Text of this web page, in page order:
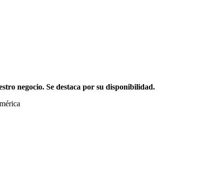
negocio. Se destaca por su disponibilidad.